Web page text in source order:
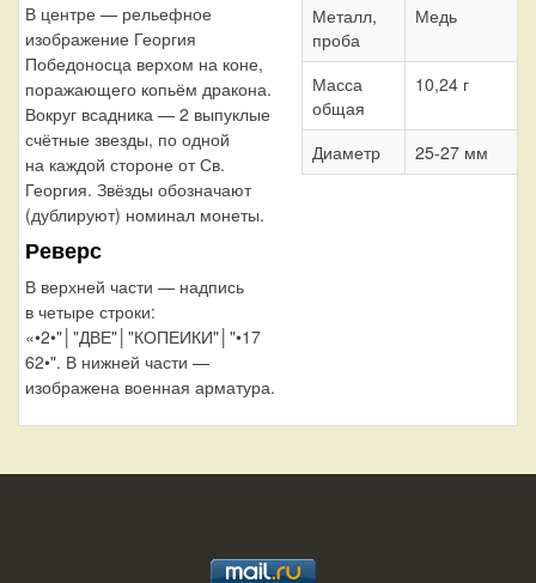
В центре — рельефное
изображение Георгия
Победоносца верхом на коне,
поражающего копьём дракона.
Вокруг всадника — 2 выпуклые
счётные звезды, по одной
на каждой стороне от Св.
Георгия. Звёзды обозначают
(дублируют) номинал монеты.
Реверс
В верхней части — надпись
в четыре строки:
«•2•"│"ДВЕ"│"КОПЕИКИ"│"•17
62•". В нижней части —
изображена военная арматура.
Металл,
проба
Медь
Масса
общая
10,24 г
Диаметр 25-27 мм